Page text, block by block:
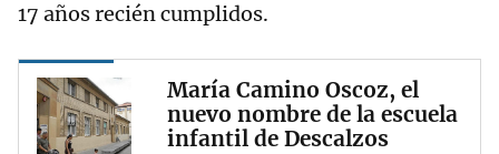
17 años recién cumplidos.
María Camino Oscoz, el
nuevo nombre de la escuela
infantil de Descalzos